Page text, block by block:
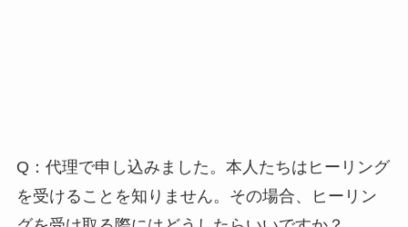
Q：代理で申し込みました。本人たちはヒーリング
を受けることを知りません。その場合、ヒーリン